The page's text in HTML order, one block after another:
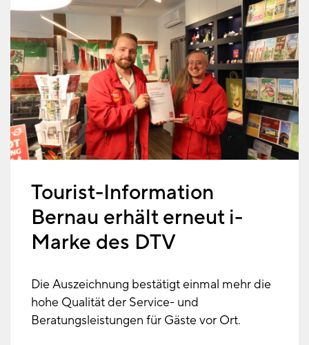
Tourist-Information
Bernau erhält erneut i-
Marke des DTV
Die Auszeichnung bestätigt einmal mehr die
hohe Qualität der Service- und
Beratungsleistungen für Gäste vor Ort.